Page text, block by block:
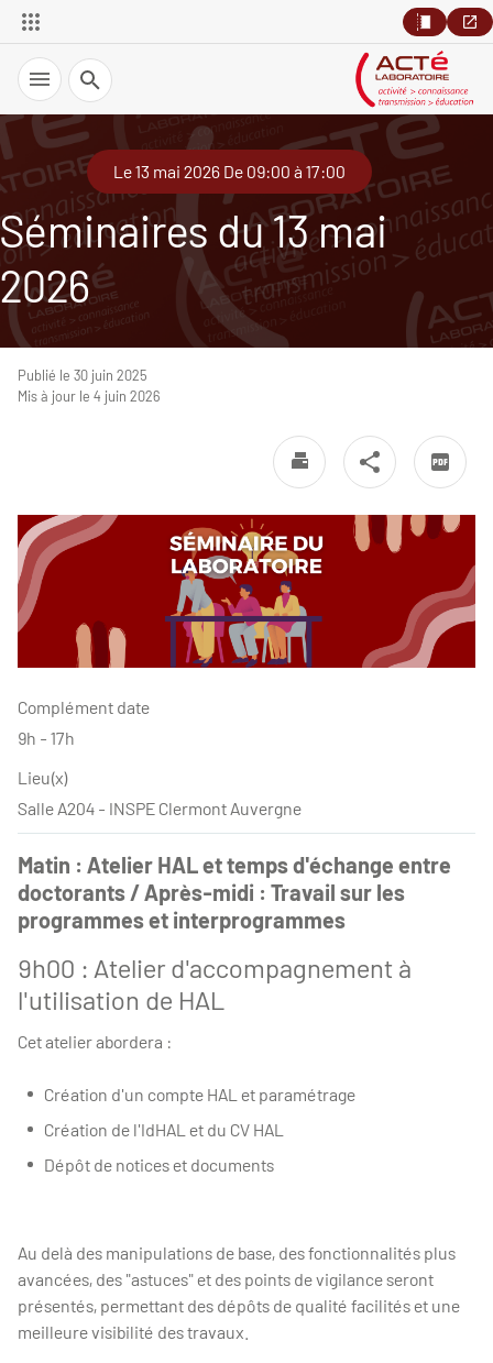
Recherche
Le 13 mai 2026 De 09:00 à 17:00
Séminaires du 13 mai
2026
Publié le 30 juin 2025
Mis à jour le 4 juin 2026
Complément date
9h - 17h
Lieu(x)
Salle A204 - INSPE Clermont Auvergne
Matin : Atelier HAL et temps d'échange entre
doctorants / Après-midi : Travail sur les
programmes et interprogrammes
9h00 : Atelier d'accompagnement à
l'utilisation de HAL
Cet atelier abordera :
Création d'un compte HAL et paramétrage
Création de l'IdHAL et du CV HAL
Dépôt de notices et documents
Au delà des manipulations de base, des fonctionnalités plus
avancées, des "astuces" et des points de vigilance seront
présentés, permettant des dépôts de qualité facilités et une
meilleure visibilité des travaux.